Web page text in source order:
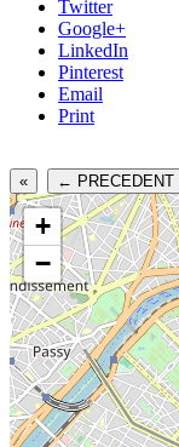
Twitter
Google+
LinkedIn
Pinterest
Email
Print
« ← PRECEDENT
+
−